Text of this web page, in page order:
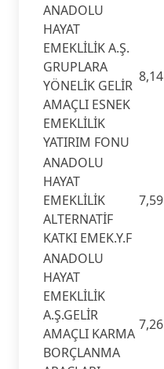
ANADOLU
HAYAT
EMEKLİLİK A.Ş.
GRUPLARA
YÖNELİK GELİR
AMAÇLI ESNEK
EMEKLİLİK
YATIRIM FONU
8,14
ANADOLU
HAYAT
EMEKLİLİK
ALTERNATİF
KATKI EMEK.Y.F
7,59
ANADOLU
HAYAT
EMEKLİLİK
A.Ş.GELİR
AMAÇLI KARMA
BORÇLANMA
7,26